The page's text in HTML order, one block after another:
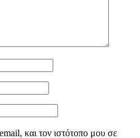
και τον ιστότοπο μου σε